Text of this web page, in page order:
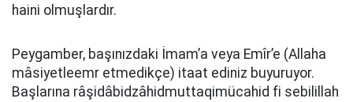
haini olmuşlardır.
Peygamber, başınızdaki İmam’a veya Emîr’e (Allaha
mâsiyetleemr etmedikçe) itaat ediniz buyuruyor.
Başlarına râşidâbidzâhidmuttaqimücahid fi sebilillah